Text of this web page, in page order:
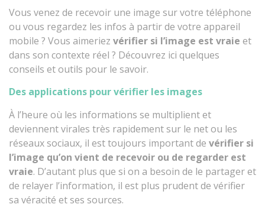
Vous venez de recevoir une image sur votre téléphone
ou vous regardez les infos à partir de votre appareil
mobile ? Vous aimeriez vérifier si l’image est vraie et
dans son contexte réel ? Découvrez ici quelques
conseils et outils pour le savoir.
Des applications pour vérifier les images
À l’heure où les informations se multiplient et
deviennent virales très rapidement sur le net ou les
réseaux sociaux, il est toujours important de vérifier si
l’image qu’on vient de recevoir ou de regarder est
vraie. D’autant plus que si on a besoin de le partager et
de relayer l’information, il est plus prudent de vérifier
sa véracité et ses sources.